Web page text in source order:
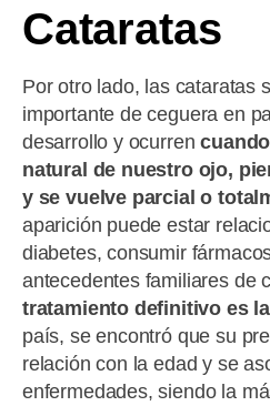
Cataratas
Por otro lado, las cataratas
importante de ceguera en
desarrollo y ocurren
natural de nuestro ojo,
y se vuelve parcial o
aparición puede estar
diabetes, consumir
antecedentes familiares de
tratamiento definitivo es
país, se encontró que su
relación con la edad y se
enfermedades, siendo la